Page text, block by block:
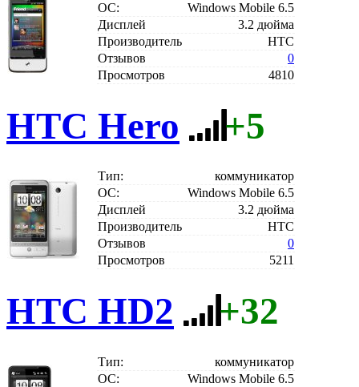
ОС:
Windows Mobile 6.5
Дисплей
3.2 дюйма
Производитель
HTC
Отзывов
0
Просмотров
4810
HTC Hero +5
Тип:
коммуникатор
ОС:
Windows Mobile 6.5
Дисплей
3.2 дюйма
Производитель
HTC
Отзывов
0
Просмотров
5211
HTC HD2 +32
Тип:
коммуникатор
ОС:
Windows Mobile 6.5